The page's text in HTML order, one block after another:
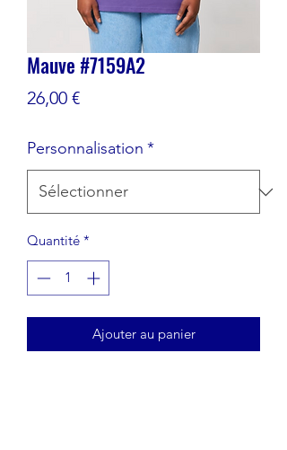
Mauve #7159A2
26,00 €Prix
Personnalisation *
Quantité *
Ajouter au panier